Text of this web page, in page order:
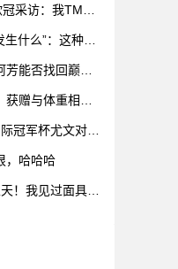
采访：我TM一
什么”：这种凝
能否找回巅峰
赠与体重相等
冠军杯尤文对阵
，哈哈哈
！我见过面具下